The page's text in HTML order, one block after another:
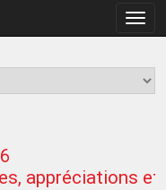
la
appréciations et